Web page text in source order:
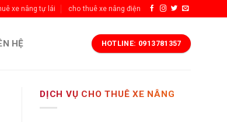
xe nâng tự lái cho thuê xe nâng điện
HỆ HOTLINE: 0913781357
DỊCH VỤ CHO THUÊ XE NÂNG